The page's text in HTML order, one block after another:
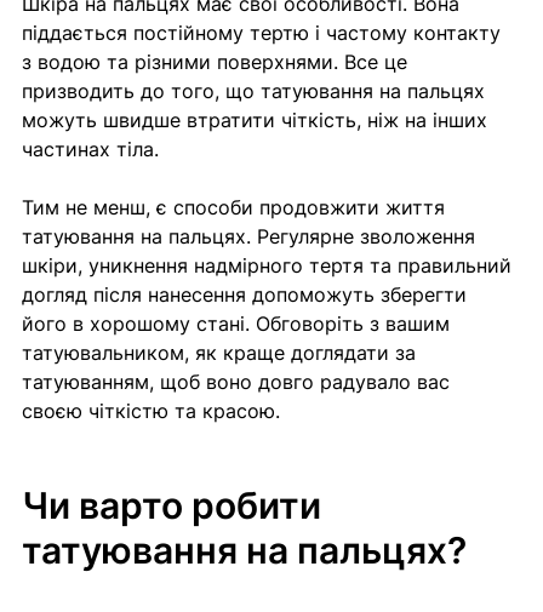
піддається постійному тертю і частому контакту
з водою та різними поверхнями. Все це
призводить до того, що татуювання на пальцях
можуть швидше втратити чіткість, ніж на інших
частинах тіла.
Тим не менш, є способи продовжити життя
татуювання на пальцях. Регулярне зволоження
шкіри, уникнення надмірного тертя та правильний
догляд після нанесення допоможуть зберегти
його в хорошому стані. Обговоріть з вашим
татуювальником, як краще доглядати за
татуюванням, щоб воно довго радувало вас
своєю чіткістю та красою.
Чи варто робити
татуювання на пальцях?